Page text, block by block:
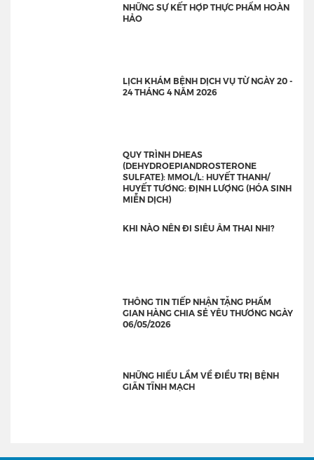
NHỮNG SỰ KẾT HỢP THỰC PHẨM HOÀN
HẢO
LỊCH KHÁM BỆNH DỊCH VỤ TỪ NGÀY 20 -
24 THÁNG 4 NĂM 2026
QUY TRÌNH DHEAS
(DEHYDROEPIANDROSTERONE
SULFATE): ΜMOL/L: HUYẾT THANH/
HUYẾT TƯƠNG: ĐỊNH LƯỢNG (HÓA SINH
MIỄN DỊCH)
KHI NÀO NÊN ĐI SIÊU ÂM THAI NHI?
THÔNG TIN TIẾP NHẬN TẶNG PHẨM
GIAN HÀNG CHIA SẺ YÊU THƯƠNG NGÀY
06/05/2026
NHỮNG HIỂU LẦM VỀ ĐIỀU TRỊ BỆNH
GIÃN TĨNH MẠCH